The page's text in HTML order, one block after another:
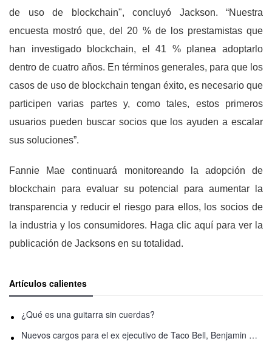
de uso de blockchain", concluyó Jackson. “Nuestra
encuesta mostró que, del 20 % de los prestamistas que
han investigado blockchain, el 41 % planea adoptarlo
dentro de cuatro años. En términos generales, para que los
casos de uso de blockchain tengan éxito, es necesario que
participen varias partes y, como tales, estos primeros
usuarios pueden buscar socios que los ayuden a escalar
sus soluciones”.
Fannie Mae continuará monitoreando la adopción de
blockchain para evaluar su potencial para aumentar la
transparencia y reducir el riesgo para ellos, los socios de
la industria y los consumidores. Haga clic aquí para ver la
publicación de Jacksons en su totalidad.
Artículos calientes
¿Qué es una guitarra sin cuerdas?
Nuevos cargos para el ex ejecutivo de Taco Bell, Benjamin Golden, en una pelea con Uber